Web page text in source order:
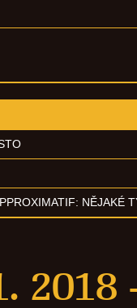
NĚJAKÉ
2018